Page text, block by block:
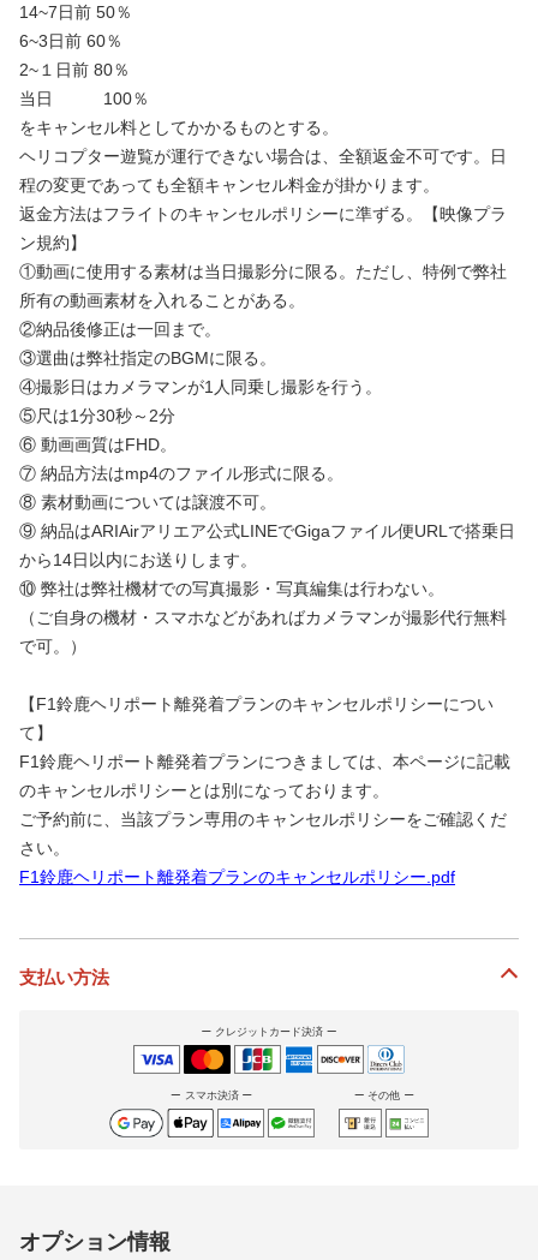
14~7日前 50％
6~3日前 60％
2~１日前 80％
当日 100％
をキャンセル料としてかかるものとする。
ヘリコプター遊覧が運行できない場合は、全額返金不可です。日
程の変更であっても全額キャンセル料金が掛かります。
返金方法はフライトのキャンセルポリシーに準ずる。【映像プラ
ン規約】
①動画に使用する素材は当日撮影分に限る。ただし、特例で弊社
所有の動画素材を入れることがある。
②納品後修正は一回まで。
③選曲は弊社指定のBGMに限る。
④撮影日はカメラマンが1人同乗し撮影を行う。
⑤尺は1分30秒～2分
⑥ 動画画質はFHD。
⑦ 納品方法はmp4のファイル形式に限る。
⑧ 素材動画については譲渡不可。
⑨ 納品はARIAirアリエア公式LINEでGigaファイル便URLで搭乗日
から14日以内にお送りします。
⑩ 弊社は弊社機材での写真撮影・写真編集は行わない。
（ご自身の機材・スマホなどがあればカメラマンが撮影代行無料
で可。）
【F1鈴鹿ヘリポート離発着プランのキャンセルポリシーについ
て】
F1鈴鹿ヘリポート離発着プランにつきましては、本ページに記載
のキャンセルポリシーとは別になっております。
ご予約前に、当該プラン専用のキャンセルポリシーをご確認くだ
さい。
F1鈴鹿ヘリポート離発着プランのキャンセルポリシー.pdf
支払い方法
クレジットカード決済
スマホ決済 その他
オプション情報